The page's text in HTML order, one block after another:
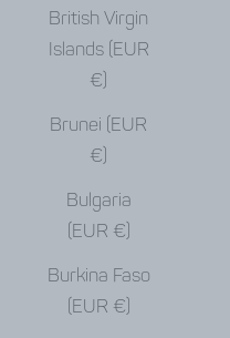
British Virgin
Islands (EUR
€)
Brunei (EUR
€)
Bulgaria
(EUR €)
Burkina Faso
(EUR €)